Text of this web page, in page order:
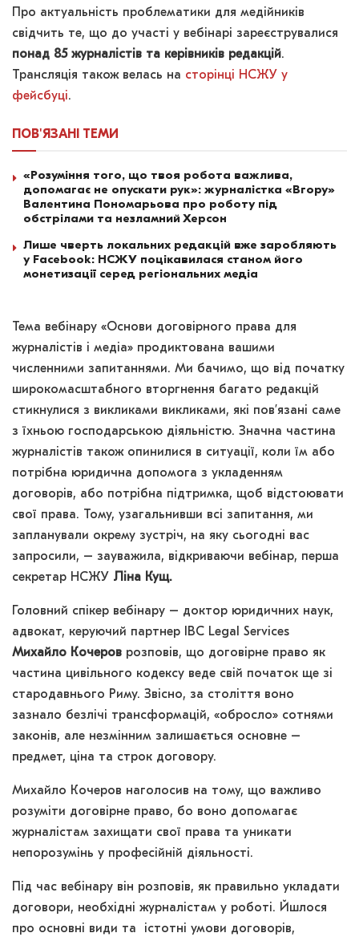
Про актуальність проблематики для медійників
свідчить те, що до участі у вебінарі зареєструвалися
понад 85 журналістів та керівників редакцій.
Трансляція також велась на сторінці НСЖУ у
фейсбуці.
ПОВ'ЯЗАНІ ТЕМИ
«Розуміння того, що твоя робота важлива,
допомагає не опускати рук»: журналістка «Вгору»
Валентина Пономарьова про роботу під
обстрілами та незламний Херсон
Лише чверть локальних редакцій вже заробляють
у Facebook: НСЖУ поцікавилася станом його
монетизації серед регіональних медіа
Тема вебінару «Основи договірного права для
журналістів і медіа» продиктована вашими
численними запитаннями. Ми бачимо, що від початку
широкомасштабного вторгнення багато редакцій
стикнулися з викликами викликами, які пов’язані саме
з їхньою господарською діяльністю. Значна частина
журналістів також опинилися в ситуації, коли їм або
потрібна юридична допомога з укладенням
договорів, або потрібна підтримка, щоб відстоювати
свої права. Тому, узагальнивши всі запитання, ми
запланували окрему зустріч, на яку сьогодні вас
запросили, – зауважила, відкриваючи вебінар, перша
секретар НСЖУ Ліна Кущ.
Головний спікер вебінару – доктор юридичних наук,
адвокат, керуючий партнер IBC Legal Services
Михайло Кочеров розповів, що договірне право як
частина цивільного кодексу веде свій початок ще зі
стародавнього Риму. Звісно, за століття воно
зазнало безлічі трансформацій, «обросло» сотнями
законів, але незмінним залишається основне –
предмет, ціна та строк договору.
Михайло Кочеров наголосив на тому, що важливо
розуміти договірне право, бо воно допомагає
журналістам захищати свої права та уникати
непорозумінь у професійній діяльності.
Під час вебінару він розповів, як правильно укладати
договори, необхідні журналістам у роботі. Йшлося
про основні види та істотні умови договорів,